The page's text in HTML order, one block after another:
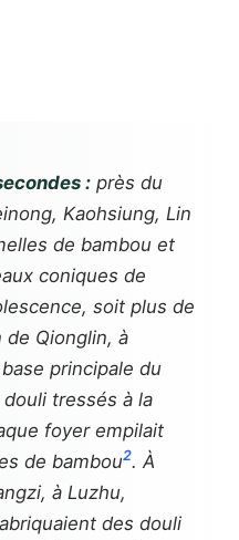
: près du
Kaohsiung, Lin
de bambou et
coniques de
soit plus de
de Qionglin, à
principale du
tressés à la
foyer empilait
de bambou2. À
à Luzhu,
des douli